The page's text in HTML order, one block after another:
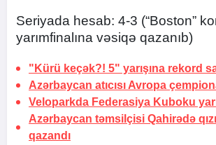
Seriyada hesab: 4-3 (“Boston”
yarımfinalına vəsiqə qazanıb)
"Kürü keçək?! 5" yarışına rekord
Azərbaycan atıcısı Avropa
Veloparkda Federasiya Kuboku
Azərbaycan təmsilçisi Qahirədə
qazandı